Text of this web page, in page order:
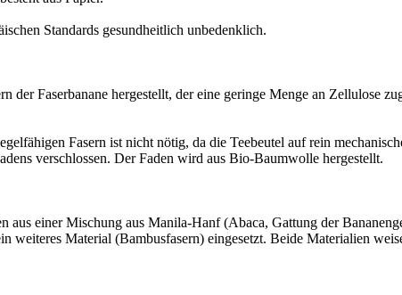
Standards gesundheitlich unbedenklich.
der Faserbanane hergestellt, der eine geringe Menge an Zellulose
Fasern ist nicht nötig, da die Teebeutel auf rein
verschlossen. Der Faden wird aus Bio-Baumwolle hergestellt.
einer Mischung aus Manila-Hanf (Abaca, Gattung der
weiteres Material (Bambusfasern) eingesetzt. Beide Materialien